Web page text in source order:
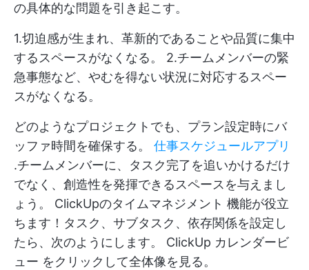
の具体的な問題を引き起こす。
1.切迫感が生まれ、革新的であることや品質に集中
するスペースがなくなる。 2.チームメンバーの緊
急事態など、やむを得ない状況に対応するスペー
スがなくなる。
どのようなプロジェクトでも、プラン設定時にバ
ッファ時間を確保する。 仕事スケジュールアプリ
.チームメンバーに、タスク完了を追いかけるだけ
でなく、創造性を発揮できるスペースを与えまし
ょう。 ClickUpのタイムマネジメント 機能が役立
ちます！タスク、サブタスク、依存関係を設定し
たら、次のようにします。 ClickUp カレンダービ
ュー をクリックして全体像を見る。